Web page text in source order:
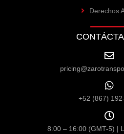
Derechos
+52 (867)
8:00 – 16:00 (GMT-5) |